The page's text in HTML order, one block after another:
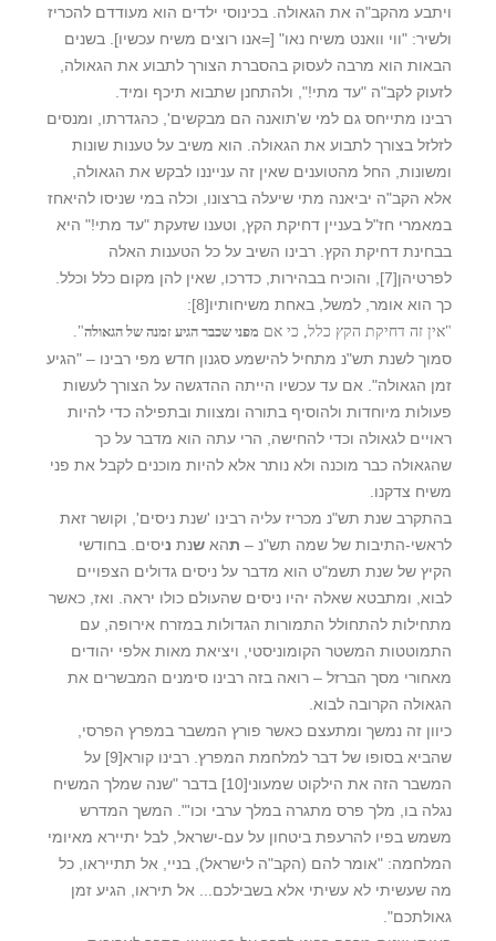
ויתבע מהקב"ה את הגאולה. בכינוסי ילדים הוא מעודדם להכריז
ולשיר: "ווי וואנט משיח נאו" [=אנו רוצים משיח עכשיו]. בשנים
הבאות הוא מרבה לעסוק בהסברת הצורך לתבוע את הגאולה,
לזעוק לקב"ה "עד מתי!", ולהתחנן שתבוא תיכף ומיד.
רבינו מתייחס גם למי ש'תואנה הם מבקשים', כהגדרתו, ומנסים
לזלזל בצורך לתבוע את הגאולה. הוא משיב על טענות שונות
ומשונות, החל מהטוענים שאין זה ענייננו לבקש את הגאולה,
אלא הקב"ה יביאנה מתי שיעלה ברצונו, וכלה במי שניסו להיאחז
במאמרי חז"ל בעניין דחיקת הקץ, וטענו שזעקת "עד מתי!" היא
בבחינת דחיקת הקץ. רבינו השיב על כל הטענות האלה
לפרטיהן[7] , והוכיח בבהירות, כדרכו, שאין להן מקום כלל וכלל.
כך הוא אומר, למשל, באחת משיחותיו[8]
:
"אין זה דחיקת הקץ כלל, כי אם מפני שכבר הגיע זמנה של הגאולה".
סמוך לשנת תש"נ מתחיל להישמע סגנון חדש מפי רבינו – "הגיע
זמן הגאולה". אם עד עכשיו הייתה ההדגשה על הצורך לעשות
פעולות מיוחדות ולהוסיף בתורה ומצוות ובתפילה כדי להיות
ראויים לגאולה וכדי להחישה, הרי עתה הוא מדבר על כך
שהגאולה כבר מוכנה ולא נותר אלא להיות מוכנים לקבל את פני
משיח צדקנו.
בהתקרב שנת תש"נ מכריז עליה רבינו 'שנת ניסים', וקושר זאת
לראשי-התיבות של שמה תש"נ – תהא שנת ניסים. בחודשי
הקיץ של שנת תשמ"ט הוא מדבר על ניסים גדולים הצפויים
לבוא, ומתבטא שאלה יהיו ניסים שהעולם כולו יראה. ואז, כאשר
מתחילות להתחולל התמורות הגדולות במזרח אירופה, עם
התמוטטות המשטר הקומוניסטי, ויציאת מאות אלפי יהודים
מאחורי מסך הברזל – רואה בזה רבינו סימנים המבשרים את
הגאולה הקרובה לבוא.
כיוון זה נמשך ומתעצם כאשר פורץ המשבר במפרץ הפרסי,
שהביא בסופו של דבר למלחמת המפרץ. רבינו קורא[9] על
המשבר הזה את הילקוט שמעוני[10] בדבר "שנה שמלך המשיח
נגלה בו, מלך פרס מתגרה במלך ערבי וכו'". המשך המדרש
משמש בפיו להרעפת ביטחון על עם-ישראל, לבל יתיירא מאיומי
המלחמה: "אומר להם (הקב"ה לישראל), בניי, אל תתייראו, כל
מה שעשיתי לא עשיתי אלא בשבילכם... אל תיראו, הגיע זמן
גאולתכם".